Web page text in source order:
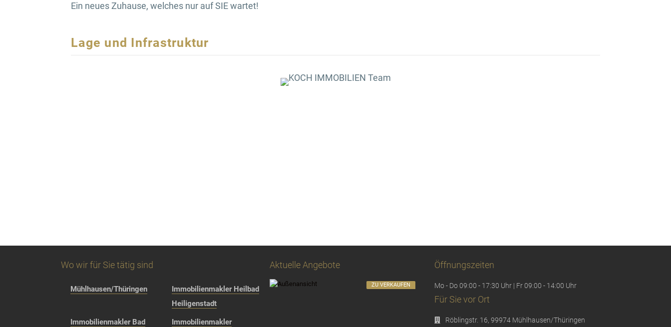
Ein neues Zuhause, welches nur auf SIE wartet!
Lage und Infrastruktur
Wo wir für Sie tätig sind
Mühlhausen/Thüringen
Immobilienmakler Heilbad
Heiligenstadt
Immobilienmakler Bad
Immobilienmakler
Aktuelle Angebote
ZU VERKAUFEN
Öffnungszeiten
Mo - Do 09:00 - 17:30 Uhr | Fr 09:00 - 14:00 Uhr
Für Sie vor Ort
Röblingstr. 16, 99974 Mühlhausen/Thüringen